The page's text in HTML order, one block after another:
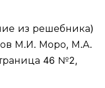
из решебника)
М.И. Моро, М.А.
46 №2,